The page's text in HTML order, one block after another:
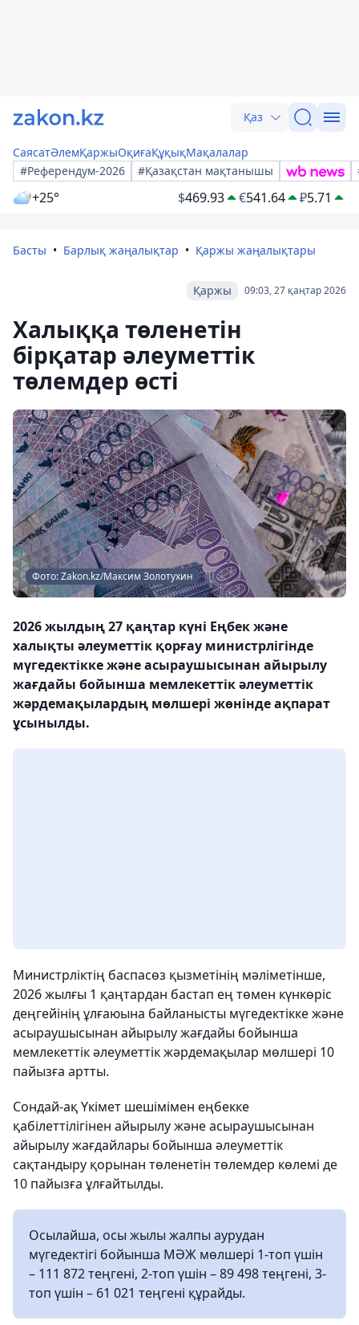
Қаз
СаясатӘлемҚаржыОқиғаҚұқықМақалалар
#Референдум-2026
#Қазақстан мақтанышы
+25° $469.93 €541.64 ₽5.71
Басты Барлық жаңалықтар Қаржы жаңалықтары
09:03, 27 қаңтар 2026
Қаржы
Халыққа төленетін
бірқатар әлеуметтік
төлемдер өсті
Фото: Zakon.kz/Максим Золотухин
2026 жылдың 27 қаңтар күні Еңбек және
халықты әлеуметтік қорғау министрлігінде
мүгедектікке және асыраушысынан айырылу
жағдайы бойынша мемлекеттік әлеуметтік
жәрдемақылардың мөлшері жөнінде ақпарат
ұсынылды.
Министрліктің баспасөз қызметінің мәліметінше,
2026 жылғы 1 қаңтардан бастап ең төмен күнкөріс
деңгейінің ұлғаюына байланысты мүгедектікке және
асыраушысынан айырылу жағдайы бойынша
мемлекеттік әлеуметтік жәрдемақылар мөлшері 10
пайызға артты.
Сондай-ақ Үкімет шешімімен еңбекке
қабілеттілігінен айырылу және асыраушысынан
айырылу жағдайлары бойынша әлеуметтік
сақтандыру қорынан төленетін төлемдер көлемі де
10 пайызға ұлғайтылды.
Осылайша, осы жылы жалпы аурудан
мүгедектігі бойынша МӘЖ мөлшері 1-топ үшін
– 111 872 теңгені, 2-топ үшін – 89 498 теңгені, 3-
топ үшін – 61 021 теңгені құрайды.